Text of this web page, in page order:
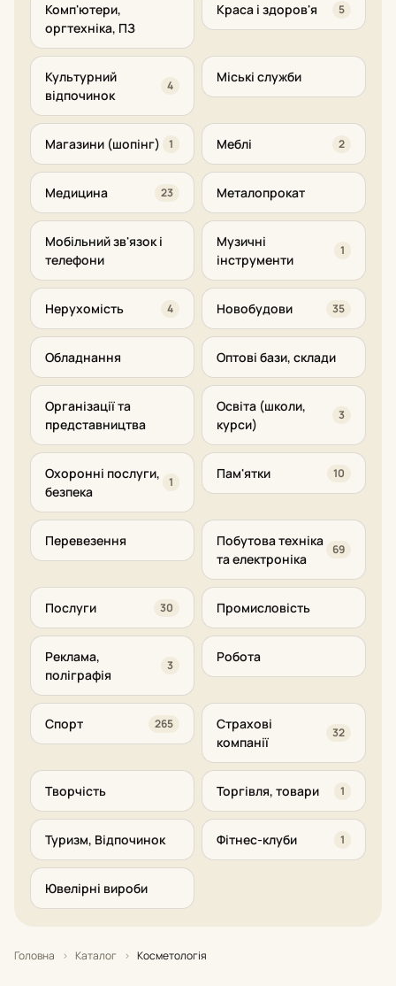
Комп'ютери,
оргтехніка, ПЗ
Краса і здоров'я 5
Культурний
відпочинок
4
Міські служби
Магазини (шопінг) 1 Меблі 2
Медицина 23 Металопрокат
Мобільний зв'язок і
телефони
Музичні
інструменти
1
Нерухомість 4 Новобудови 35
Обладнання Оптові бази, склади
Організації та
представництва
Освіта (школи,
курси)
3
Охоронні послуги,
безпека
1
Пам'ятки 10
Перевезення
Побутова техніка
та електроніка
69
Послуги 30 Промисловість
Реклама,
поліграфія
3
Робота
Спорт 265
Страхові
компанії
32
Творчість Торгівля, товари 1
Туризм, Відпочинок Фітнес-клуби 1
Ювелірні вироби
Головна › Каталог › Косметологія